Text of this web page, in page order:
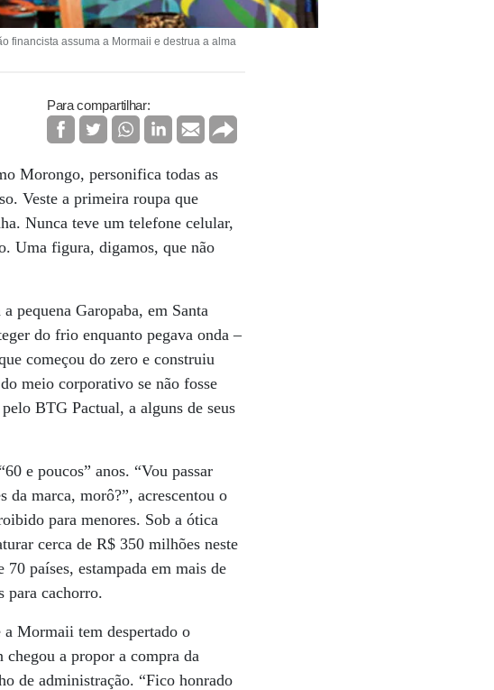
financista assuma a Mormaii e destrua a alma
Para compartilhar:
Morongo, personifica todas as
Veste a primeira roupa que
Nunca teve um telefone celular,
Uma figura, digamos, que não
pequena Garopaba, em Santa
do frio enquanto pegava onda –
começou do zero e construiu
meio corporativo se não fosse
BTG Pactual, a alguns de seus
e poucos” anos. “Vou passar
da marca, morô?”, acrescentou o
para menores. Sob a ótica
cerca de R$ 350 milhões neste
países, estampada em mais de
para cachorro.
Mormaii tem despertado o
a propor a compra da
de administração. “Fico honrado